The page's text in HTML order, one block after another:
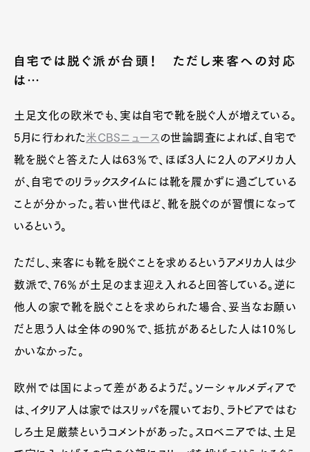
自宅では脱ぐ派が台頭！ ただし来客への対応
は…
土足文化の欧米でも、実は自宅で靴を脱ぐ人が増えている。
5月に行われた米CBSニュース の世論調査によれば、自宅で
靴を脱ぐと答えた人は63％で、ほぼ3人に2人のアメリカ人
が、自宅でのリラックスタイムには靴を履かずに過ごしている
ことが分かった。若い世代ほど、靴を脱ぐのが習慣になって
いるという。
ただし、来客にも靴を脱ぐことを求めるというアメリカ人は少
数派で、76％が土足のまま迎え入れると回答している。逆に
他人の家で靴を脱ぐことを求められた場合、妥当なお願い
だと思う人は全体の90％で、抵抗があるとした人は10％し
かいなかった。
欧州では国によって差があるようだ。ソーシャルメディアで
は、イタリア人は家ではスリッパを履いており、ラトビアではむ
しろ土足厳禁というコメントがあった。スロベニアでは、土足